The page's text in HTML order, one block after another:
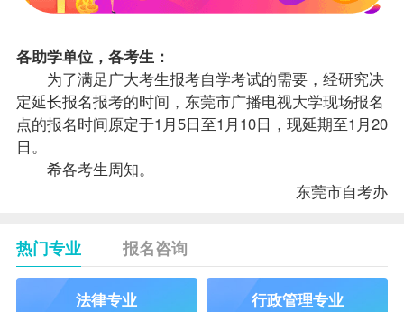
各助学单位，各考生：
为了满足广大考生报考自学考试的需要，经研究决
定延长报名报考的时间，东莞市广播电视大学现场报名
点的报名时间原定于1月5日至1月10日，现延期至1月20
日。
希各考生周知。
东莞市自考办
热门专业 报名咨询
法律专业 行政管理专业